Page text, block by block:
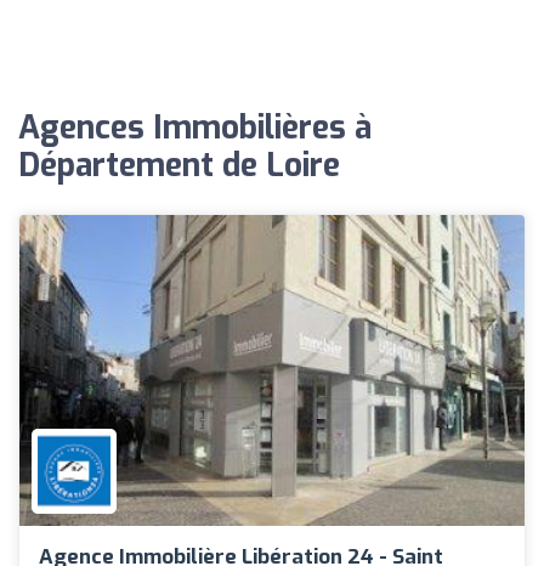
Agences Immobilières à
Département de Loire
Agence Immobilière Libération 24 - Saint